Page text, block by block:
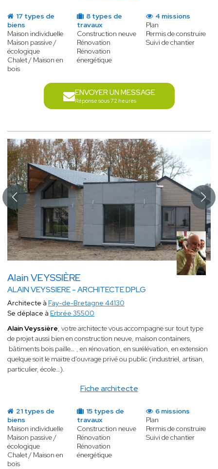
17 types de
biens
Maison individuelle
Maison passive /
écologique
Chalet / Maison en
bois
8 types de
travaux
Construction neuve
Rénovation
Rénovation
énergétique
4 missions
Plan
Permis de construire
Suivi de chantier
ENVOYER UN MESSAGE
Réponse sous 72 heures
Alain VEYSSIÈRE
ALAIN VEYSSIERE - ARCHITECTE DPLG
Fiche architecte
Architecte à Fay-de-Bretagne 44130
Se déplace à Erbrée 35500
Alain Veyssière, votre architectevous accompagne sur tout type
de projet aussi bien en construction neuve, maison containers,
bâtiments bois paille… , en rénovation, en surélévation, en extension
quelque soit le maitre d'ouvrage privé ou public (industriel, artisan,
particulier, école…).
21 types de
biens
Maison individuelle
Maison passive /
écologique
Chalet / Maison en
bois
15 types de
travaux
Construction neuve
Rénovation
Rénovation
énergétique
6 missions
Plan
Permis de construire
Suivi de chantier